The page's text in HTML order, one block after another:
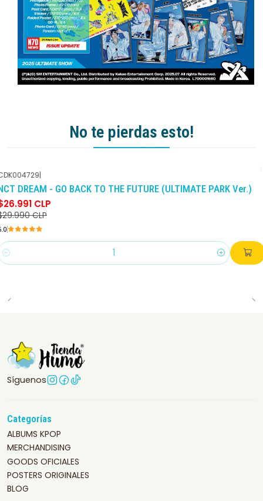
No te pierdas esto!
-10% DCTO
|
DREAM - GO BACK TO THE FUTURE (ULTIMATE PARK Ver.)
CLP
CLP
Síguenos
Categorías
ALBUMS KPOP
MERCHANDISING
GOODS OFICIALES
POSTERS ORIGINALES
BLOG